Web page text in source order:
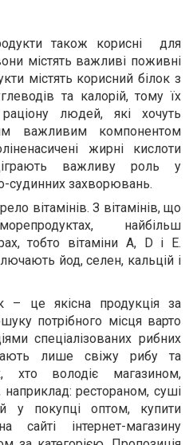
також корисні
для
містять важливі поживні
містять корисний білок з
та калорій, тому їх
людей, які хочуть
важливим компонентом
жирні кислоти
важливу роль у
судинних захворювань.
вітамінів. З вітамінів, що
найбільш
тобто вітаміни A, D і E.
йод, селен, кальцій і
– це якісна продукція за
потрібного місця варто
спеціалізованих рибних
лише свіжу рибу та
хто володіє магазином,
рестораном, суші
у покупці оптом,купити
інтернет-магазину